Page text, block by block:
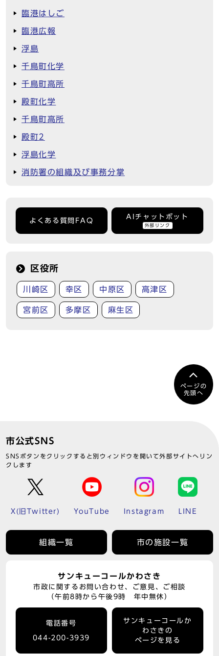
臨港はしご
臨港広報
浮島
千鳥町化学
千鳥町高所
殿町化学
千鳥町高所
殿町2
浮島化学
消防署の組織及び事務分掌
よくある質問FAQ
AIチャットボット
外部リンク
区役所
川崎区 幸区 中原区 高津区
宮前区 多摩区 麻生区
ページの
先頭へ
市公式SNS
SNSボタンをクリックすると別ウィンドウを開いて外部サイトへリン
クします
X(旧Twitter) YouTube Instagram LINE
組織一覧 市の施設一覧
サンキューコールかわさき
市政に関するお問い合わせ、ご意見、ご相談
（午前8時から午後9時 年中無休）
電話番号
044-200-3939
サンキューコールか
わさきの
ページを見る